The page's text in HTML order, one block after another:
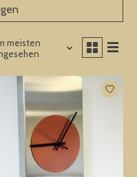
meisten